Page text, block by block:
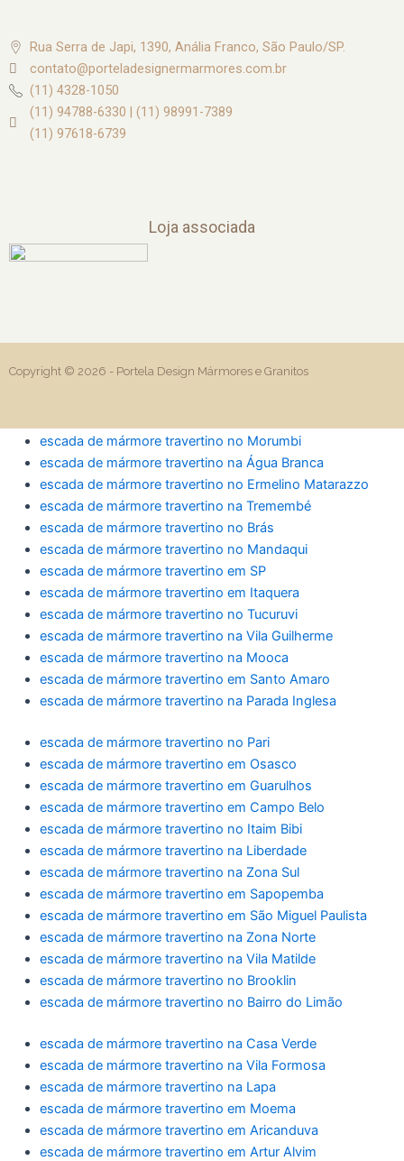
Rua Serra de Japi, 1390, Anália Franco, São Paulo/SP.
contato@porteladesignermarmores.com.br
(11) 4328-1050
(11) 94788-6330 | (11) 98991-7389
(11) 97618-6739
Loja associada
Copyright © 2026 - Portela Design Mármores e Granitos
escada de mármore travertino no Morumbi
escada de mármore travertino na Água Branca
escada de mármore travertino no Ermelino Matarazzo
escada de mármore travertino na Tremembé
escada de mármore travertino no Brás
escada de mármore travertino no Mandaqui
escada de mármore travertino em SP
escada de mármore travertino em Itaquera
escada de mármore travertino no Tucuruvi
escada de mármore travertino na Vila Guilherme
escada de mármore travertino na Mooca
escada de mármore travertino em Santo Amaro
escada de mármore travertino na Parada Inglesa
escada de mármore travertino no Pari
escada de mármore travertino em Osasco
escada de mármore travertino em Guarulhos
escada de mármore travertino em Campo Belo
escada de mármore travertino no Itaim Bibi
escada de mármore travertino na Liberdade
escada de mármore travertino na Zona Sul
escada de mármore travertino em Sapopemba
escada de mármore travertino em São Miguel Paulista
escada de mármore travertino na Zona Norte
escada de mármore travertino na Vila Matilde
escada de mármore travertino no Brooklin
escada de mármore travertino no Bairro do Limão
escada de mármore travertino na Casa Verde
escada de mármore travertino na Vila Formosa
escada de mármore travertino na Lapa
escada de mármore travertino em Moema
escada de mármore travertino em Aricanduva
escada de mármore travertino em Artur Alvim